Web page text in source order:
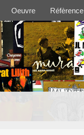
Oeuvre Réfèrence